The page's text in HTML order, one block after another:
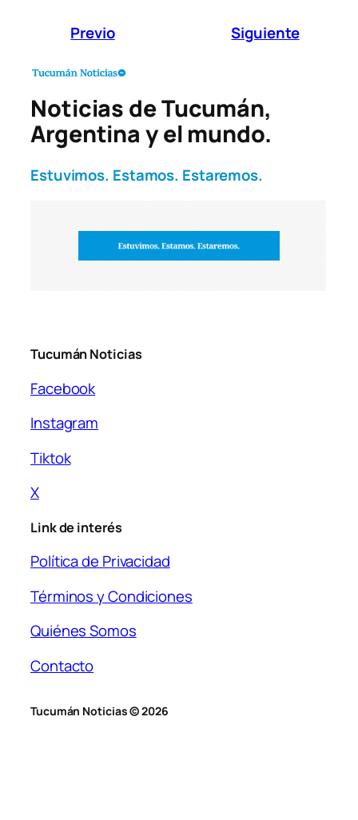
Previo Siguiente
Noticias de Tucumán,
Argentina y el mundo.
Estuvimos. Estamos. Estaremos.
Tucumán Noticias
Facebook
Instagram
Tiktok
X
Link de interés
Política de Privacidad
Términos y Condiciones
Quiénes Somos
Contacto
Tucumán Noticias © 2026